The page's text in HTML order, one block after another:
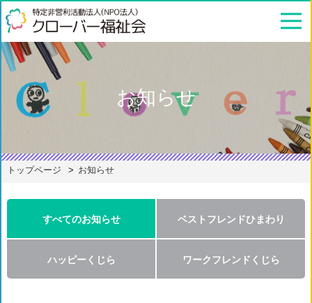
お知らせ
トップページ お知らせ
すべてのお知らせ ベストフレンドひまわり
ハッピーくじら ワークフレンドくじら